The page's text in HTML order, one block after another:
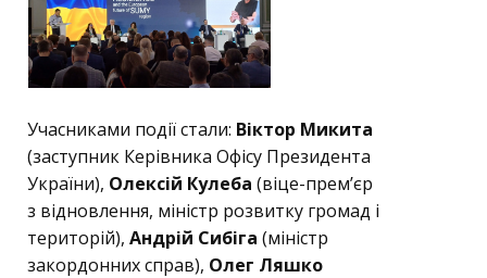
Учасниками події стали: Віктор Микита
(заступник Керівника Офісу Президента
України), Олексій Кулеба (віце-прем’єр
з відновлення, міністр розвитку громад і
територій), Андрій Сибіга (міністр
закордонних справ), Олег Ляшко